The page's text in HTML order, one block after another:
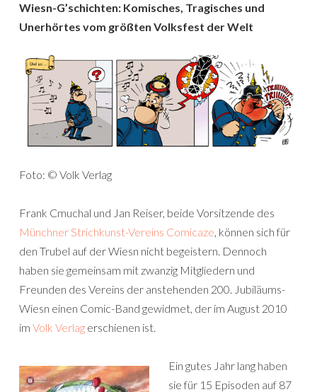
Wiesn-G’schichten: Komisches, Tragisches und
Unerhörtes vom größten Volksfest der Welt
Foto: © Volk Verlag
Frank Cmuchal und Jan Reiser, beide Vorsitzende des
Münchner Strichkunst-Vereins Comicaze, können sich für
den Trubel auf der Wiesn nicht begeistern. Dennoch
haben sie gemeinsam mit zwanzig Mitgliedern und
Freunden des Vereins der anstehenden 200. Jubiläums-
Wiesn einen Comic-Band gewidmet, der im August 2010
im Volk Verlag erschienen ist.
Ein gutes Jahr lang haben
sie für 15 Episoden auf 87